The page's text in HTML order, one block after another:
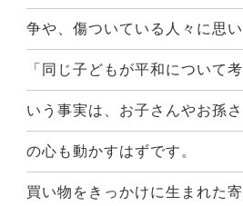
争や、傷ついている人々に思
「同じ子どもが平和について
いう事実は、お子さんやお孫
の心も動かすはずです。
買い物をきっかけに生まれた